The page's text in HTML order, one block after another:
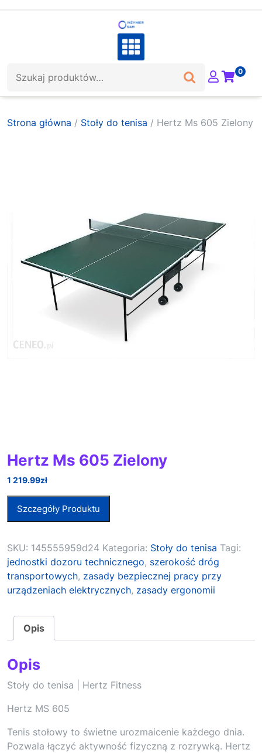
0
Strona główna / Stoły do tenisa / Hertz Ms 605 Zielony
Hertz Ms 605 Zielony
1 219.99zł
Szczegóły Produktu
SKU: 145555959d24 Kategoria: Stoły do tenisa Tagi:
jednostki dozoru technicznego, szerokość dróg
transportowych, zasady bezpiecznej pracy przy
urządzeniach elektrycznych, zasady ergonomii
Opis
Opis
Stoły do tenisa | Hertz Fitness
Hertz MS 605
Tenis stołowy to świetne urozmaicenie każdego dnia.
Pozwala łączyć aktywność fizyczną z rozrywką. Hertz